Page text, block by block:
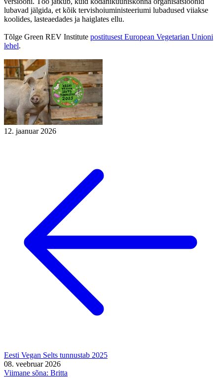
lubavad jälgida, et kõik tervishoiuministeeriumi lubadused viiakse
koolides, lasteaedades ja haiglates ellu.
Tõlge Green REV Institute postitusest European Vegetarian Unioni
lehel.
12. jaanuar 2026
Eesti Vegan Selts tunnustab 2025
08. veebruar 2026
Viimane sõna: Britta